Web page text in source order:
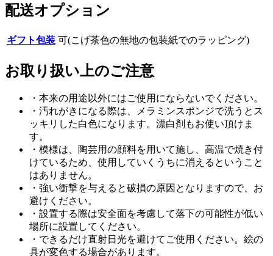
配送オプション
ギフト包装 可(こげ茶色の無地の包装紙でのラッピング)
お取り扱い上のご注意
・本来の用途以外にはご使用にならないでください。
・汚れがきになる際は、メラミンスポンジで洗うとス
ッキリした白色になります。漂白剤もお使い頂けま
す。
・模様は、陶芸用の顔料を用いて施し、高温で焼き付
けているため、使用していくうちに消えるということ
はありません。
・強い衝撃を与えると破損の原因となりますので、お
避けください。
・設置する際は安全面を考慮して落下の可能性が低い
場所に設置してください。
・できるだけ直射日光を避けてご使用ください。絵の
具が変色する場合があります。